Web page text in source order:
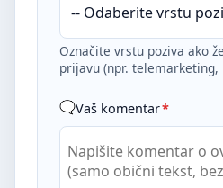
Označite vrstu poziva ako
prijavu (npr.
Vaš komentar*